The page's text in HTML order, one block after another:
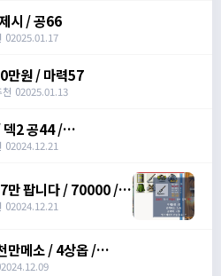
시 / 공66
02025.01.17
만원 / 마력57
천 02025.01.13
덱2 공44 /
o/szTBqf6g
02024.12.21
만 팝니다 / 70000 /
o/szTBqf6g
02024.12.21
만메소 / 4상옵 /
o/srDmv3Wf
2024.12.09